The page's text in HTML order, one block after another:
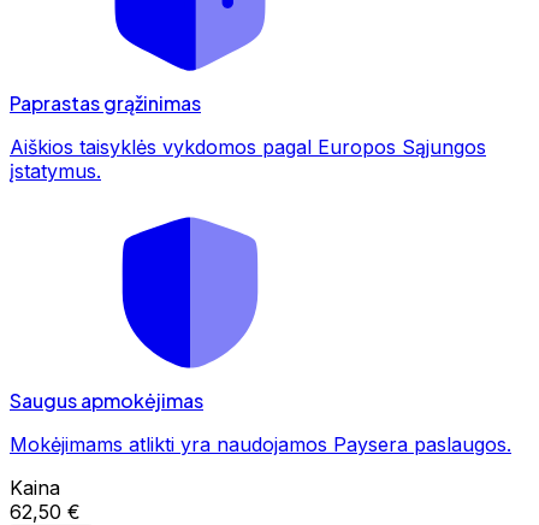
Paprastas grąžinimas
Aiškios taisyklės vykdomos pagal Europos Sąjungos
įstatymus.
Saugus apmokėjimas
Mokėjimams atlikti yra naudojamos Paysera paslaugos.
Kaina
62,50 €